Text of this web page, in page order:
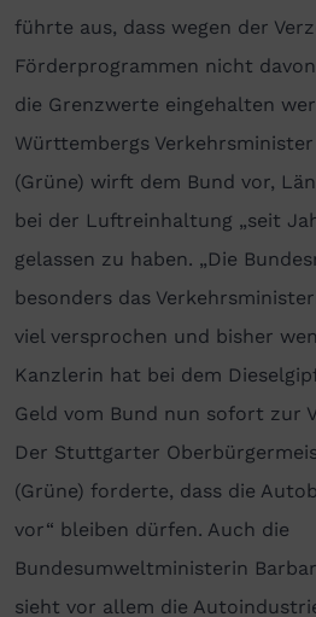
führte aus, dass wegen der
Förderprogrammen nicht
die Grenzwerte eingehalten
Württembergs
(Grüne) wirft dem Bund vor,
bei der Luftreinhaltung „seit
gelassen zu haben. „Die
besonders das
viel versprochen und bisher
Kanzlerin hat bei dem
Geld vom Bund nun sofort zur
Der Stuttgarter
(Grüne) forderte, dass die
vor“ bleiben dürfen. Auch die
Bundesumweltministerin
sieht vor allem die